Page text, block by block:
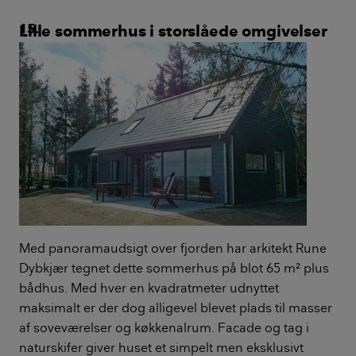
Lille sommerhus i storslåede omgivelser
Med panoramaudsigt over fjorden har arkitekt Rune
Dybkjær tegnet dette sommerhus på blot 65 m² plus
bådhus. Med hver en kvadratmeter udnyttet
maksimalt er der dog alligevel blevet plads til masser
af soveværelser og køkkenalrum. Facade og tag i
naturskifer giver huset et simpelt men eksklusivt